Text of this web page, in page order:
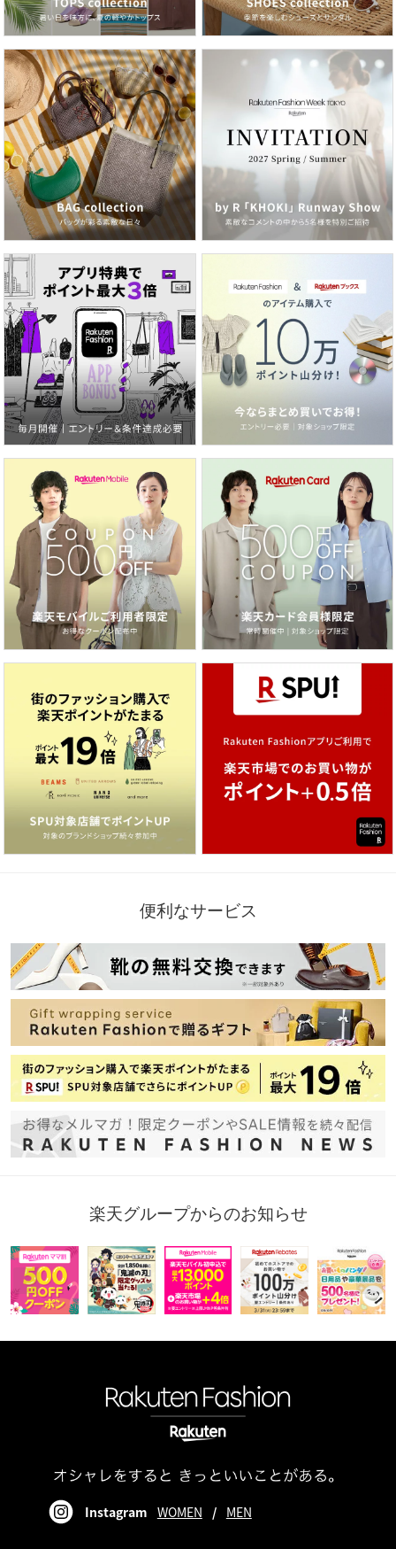
便利なサービス
楽天グループからのお知らせ
Instagram WOMEN / MEN